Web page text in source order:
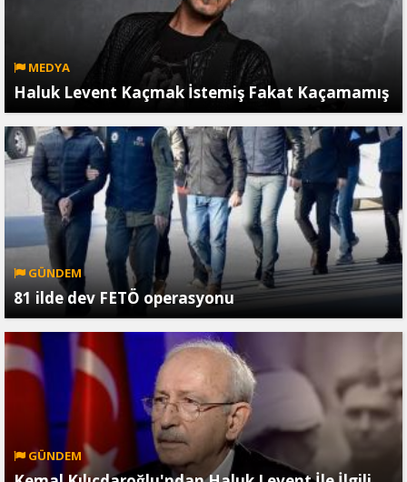
MEDYA
Haluk Levent Kaçmak İstemiş Fakat Kaçamamış
GÜNDEM
81 ilde dev FETÖ operasyonu
GÜNDEM